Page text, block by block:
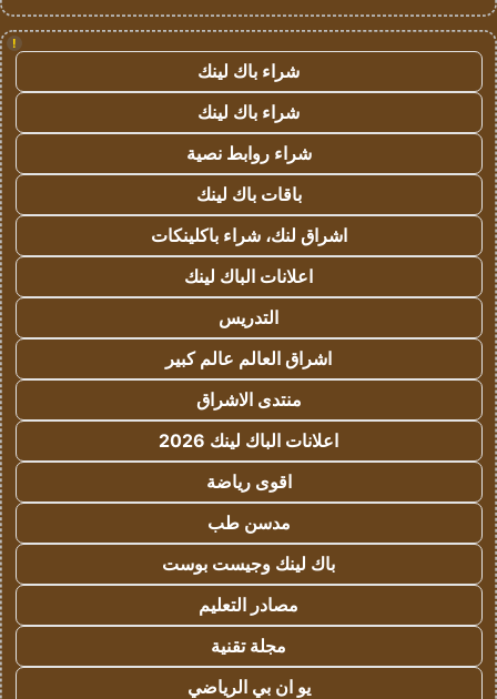
!
شراء باك لينك
شراء باك لينك
شراء روابط نصية
باقات باك لينك
اشراق لنك، شراء باكلينكات
اعلانات الباك لينك
التدريس
اشراق العالم عالم كبير
منتدى الاشراق
اعلانات الباك لينك 2026
اقوى رياضة
مدسن طب
باك لينك وجيست بوست
مصادر التعليم
مجلة تقنية
يو ان بي الرياضي